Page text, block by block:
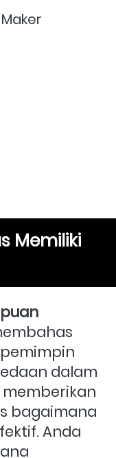
Memiliki
dalam
bagaimana
Anda